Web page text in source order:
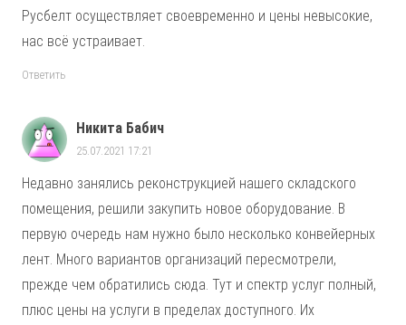
Русбелт осуществляет своевременно и цены невысокие,
нас всё устраивает.
Ответить
Никита Бабич
25.07.2021 17:21
Недавно занялись реконструкцией нашего складского
помещения, решили закупить новое оборудование. В
первую очередь нам нужно было несколько конвейерных
лент. Много вариантов организаций пересмотрели,
прежде чем обратились сюда. Тут и спектр услуг полный,
плюс цены на услуги в пределах доступного. Их